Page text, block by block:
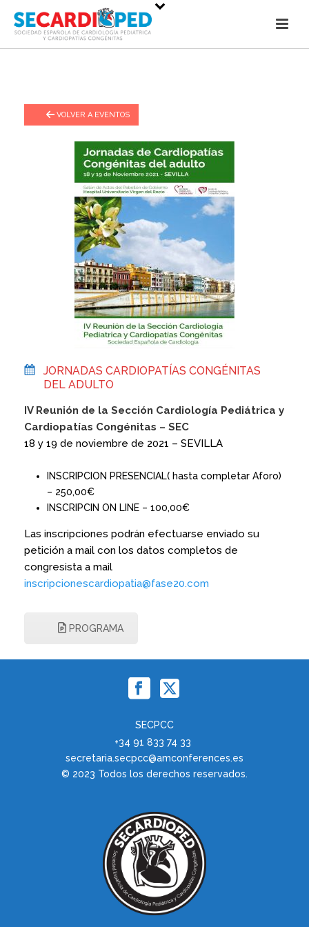
VOLVER A EVENTOS
JORNADAS CARDIOPATÍAS CONGÉNITAS
DEL ADULTO
IV Reunión de la Sección Cardiología Pediátrica y
Cardiopatías Congénitas – SEC
18 y 19 de noviembre de 2021 – SEVILLA
INSCRIPCION PRESENCIAL( hasta completar Aforo)
– 250,00€
INSCRIPCIN ON LINE – 100,00€
Las inscripciones podrán efectuarse enviado su
petición a mail con los datos completos de
congresista a mail
inscripcionescardiopatia@fase20.com
PROGRAMA
SECPCC
+34 91 833 74 33
secretaria.secpcc@amconferences.es
© 2023 Todos los derechos reservados.